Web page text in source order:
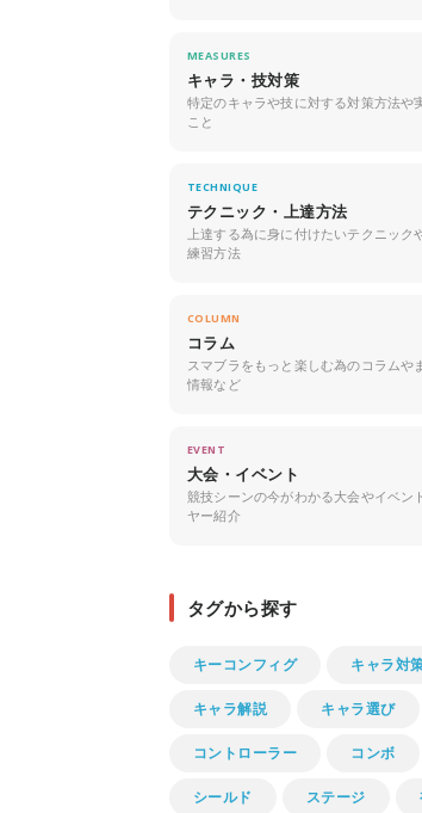
MEASURES
キャラ・技対策
特定のキャラや技に対する対策方法や
こと
TECHNIQUE
テクニック・上達方法
上達する為に身に付けたいテクニック
練習方法
COLUMN
コラム
スマブラをもっと楽しむ為のコラムや
情報など
EVENT
大会・イベント
競技シーンの今がわかる大会やイベン
ヤー紹介
タグから探す
キーコンフィグ キャラ対
キャラ解説 キャラ選び
コントローラー コンボ
シールド ステージ